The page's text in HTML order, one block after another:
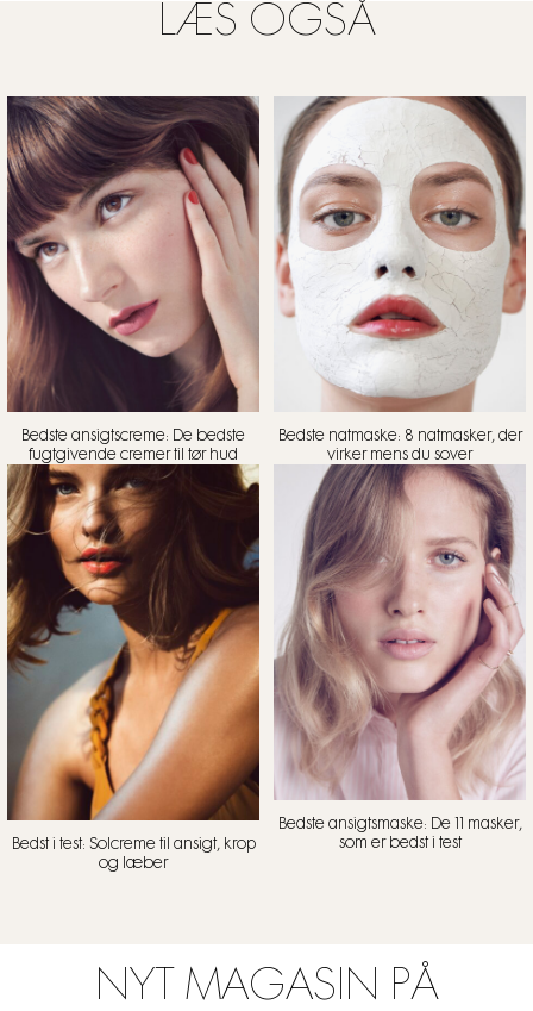
LÆS OGSÅ
Bedste ansigtscreme: De bedste
fugtgivende cremer til tør hud
Bedste natmaske: 8 natmasker, der
virker mens du sover
Bedst i test: Solcreme til ansigt, krop
og læber
Bedste ansigtsmaske: De 11 masker,
som er bedst i test
NYT MAGASIN PÅ